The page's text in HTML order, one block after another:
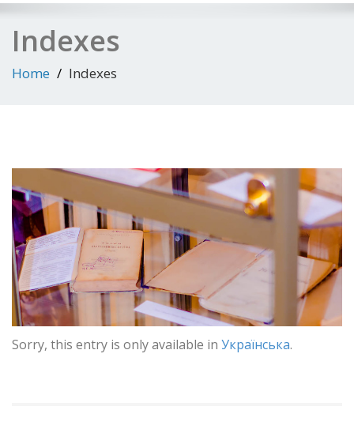
Indexes
Home Indexes
Sorry, this entry is only available in Українська.